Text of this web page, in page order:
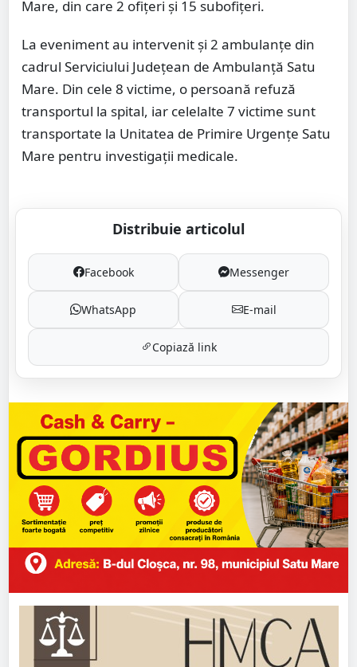
Mare, din care 2 ofițeri și 15 subofițeri.
La eveniment au intervenit și 2 ambulanțe din
cadrul Serviciului Județean de Ambulanță Satu
Mare. Din cele 8 victime, o persoană refuză
transportul la spital, iar celelalte 7 victime sunt
transportate la Unitatea de Primire Urgențe Satu
Mare pentru investigații medicale.
Distribuie articolul
Facebook Messenger
WhatsApp E-mail
Copiază link